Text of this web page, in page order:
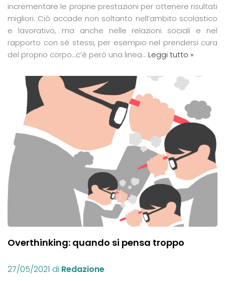
incrementare le proprie prestazioni per ottenere risultati
migliori. Ciò accade non soltanto nell’ambito scolastico
e lavorativo, ma anche nelle relazioni sociali e nel
rapporto con sé stessi, per esempio nel prendersi cura
del proprio corpo…c’è però una linea…Leggi tutto »
Overthinking: quando si pensa troppo
27/05/2021 di Redazione